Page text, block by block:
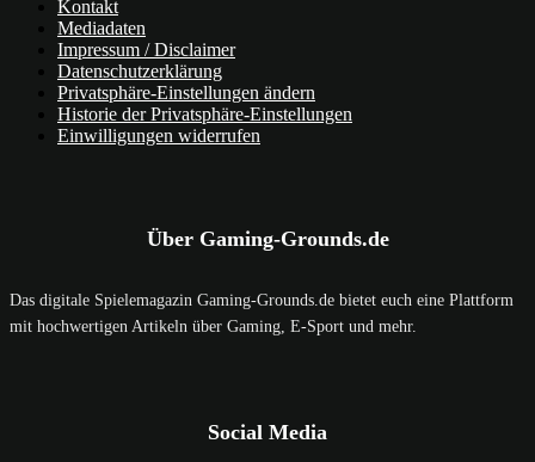
Kontakt
Mediadaten
Impressum / Disclaimer
Datenschutzerklärung
Privatsphäre-Einstellungen ändern
Historie der Privatsphäre-Einstellungen
Einwilligungen widerrufen
Über Gaming-Grounds.de
Das digitale Spielemagazin Gaming-Grounds.de bietet euch eine Plattform
mit hochwertigen Artikeln über Gaming, E-Sport und mehr.
Social Media